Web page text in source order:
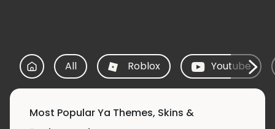
All Roblox Youtube
Most Popular Ya Themes, Skins &